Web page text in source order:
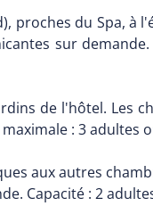
proches du Spa,
sur
de l'hôtel. Les
: 3 adultes
aux autres
Capacité : 2